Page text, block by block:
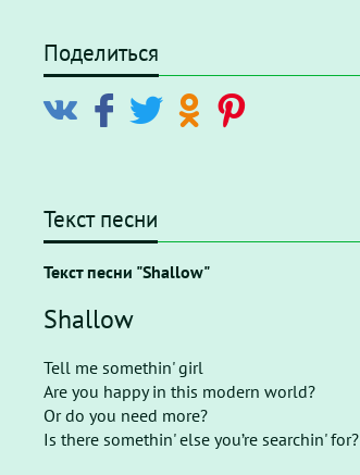
Поделиться
Текст песни
Текст песни "Shallow"
Shallow
Tell me somethin' girl
Are you happy in this modern world?
Or do you need more?
Is there somethin' else you’re searchin' for?